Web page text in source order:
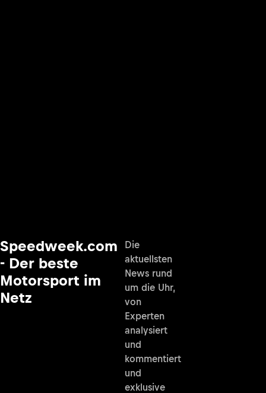
Speedweek.com
- Der beste
Motorsport im
Netz
Die
aktuellsten
News rund
um die Uhr,
von
Experten
analysiert
und
kommentiert
und
exklusive